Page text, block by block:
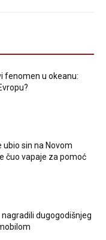
fenomen u okeanu:
ubio sin na Novom
čuo vapaje za pomoć
dugogodišnjeg